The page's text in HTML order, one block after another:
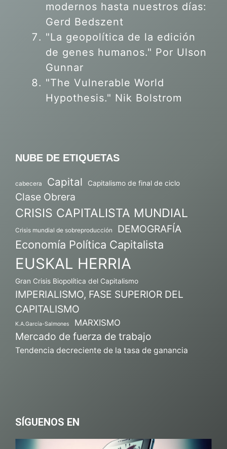
modernos hasta nuestros días:
Gerd Bedszent
"La geopolítica de la edición
de genes humanos." Por Ulson
Gunnar
"The Vulnerable World
Hypothesis." Nik Bolstrom
NUBE DE ETIQUETAS
cabecera Capital Capitalismo de final de ciclo
Clase Obrera
CRISIS CAPITALISTA MUNDIAL
Crisis mundial de sobreproducción DEMOGRAFÍA
Economía Política Capitalista
EUSKAL HERRIA
Gran Crisis Biopolítica del Capitalismo
IMPERIALISMO, FASE SUPERIOR DEL
CAPITALISMO
K.A.García-Salmones MARXISMO
Mercado de fuerza de trabajo
Tendencia decreciente de la tasa de ganancia
SÍGUENOS EN